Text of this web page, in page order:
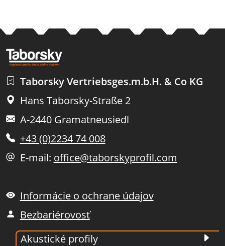
Taborsky Vertriebsges.m.b.H. & Co KG
Hans Taborsky-Straße 2
A-2440 Gramatneusiedl
+43 (0)2234 74 008
E-mail: office@taborskyprofil.com
Informácie o ochrane údajov
Bezbariérovosť
Akustické profily